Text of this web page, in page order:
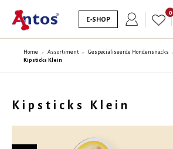
E-SHOP
0
Home Assortiment Gespecialiseerde Hondensnacks
Kipsticks Klein
Kipsticks Klein